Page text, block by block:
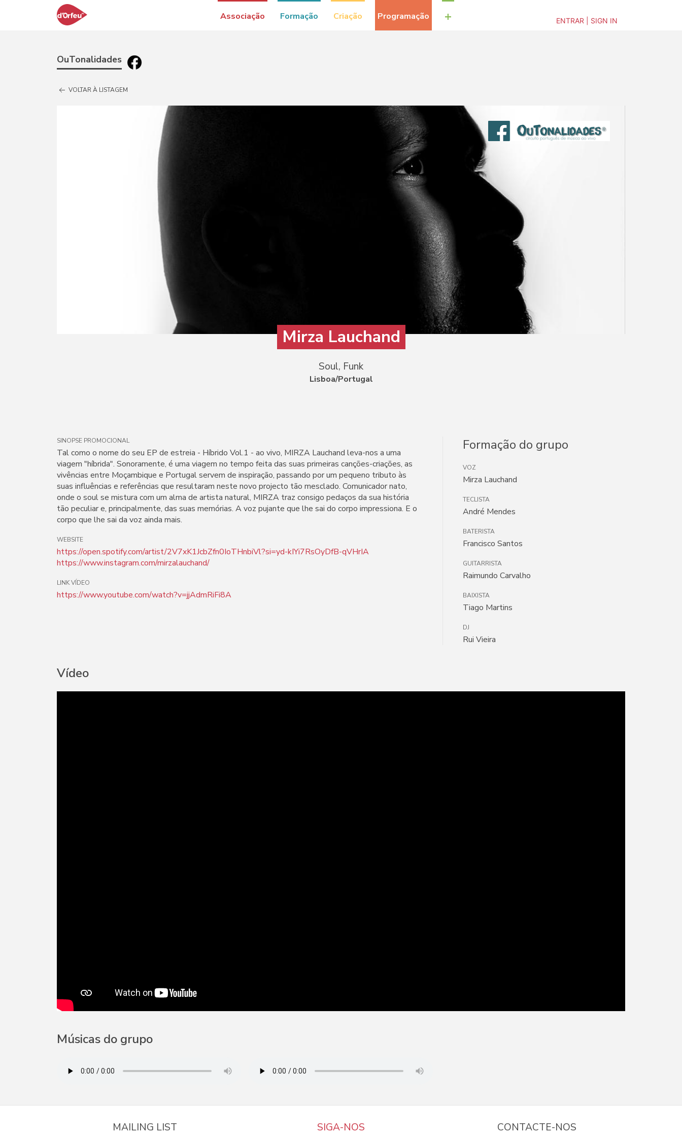
Associação Formação Criação Programação + ENTRAR | SIGN IN
OuTonalidades
VOLTAR À LISTAGEM
Mirza Lauchand
Soul, Funk
Lisboa/Portugal
SINOPSE PROMOCIONAL
Tal como o nome do seu EP de estreia - Híbrido Vol.1 - ao vivo, MIRZA Lauchand leva-nos a uma
viagem "híbrida". Sonoramente, é uma viagem no tempo feita das suas primeiras canções-criações, as
vivências entre Moçambique e Portugal servem de inspiração, passando por um pequeno tributo às
suas influências e referências que resultaram neste novo projecto tão mesclado. Comunicador nato,
onde o soul se mistura com um alma de artista natural, MIRZA traz consigo pedaços da sua história
tão peculiar e, principalmente, das suas memórias. A voz pujante que lhe sai do corpo impressiona. E o
corpo que lhe sai da voz ainda mais.
WEBSITE
https://open.spotify.com/artist/2V7xK1JcbZfn0IoTHnbiVl?si=yd-kIYi7RsOyDfB-qVHrIA
https://www.instagram.com/mirzalauchand/
LINK VÍDEO
https://www.youtube.com/watch?v=jjAdmRiFi8A
Formação do grupo
VOZ
Mirza Lauchand
TECLISTA
André Mendes
BATERISTA
Francisco Santos
GUITARRISTA
Raimundo Carvalho
BAIXISTA
Tiago Martins
DJ
Rui Vieira
Vídeo
Músicas do grupo
MAILING LIST SIGA-NOS CONTACTE-NOS